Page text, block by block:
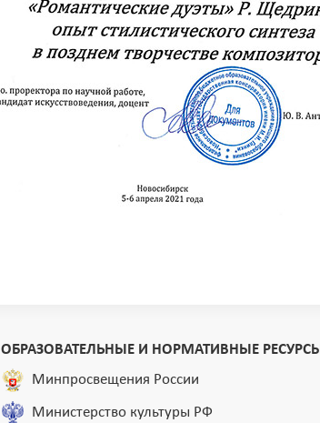
ОБРАЗОВАТЕЛЬНЫЕ И НОРМАТИВНЫЕ РЕСУРСЫ
Минпросвещения России
Министерство культуры РФ